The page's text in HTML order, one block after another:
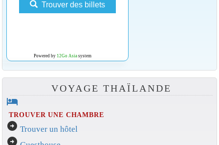
Trouver des billets
Powered by 12Go Asiasystem
VOYAGE THAÏLANDE
hotel
TROUVER UNE CHAMBRE
arrow_circle_right Trouver un hôtel
arrow_circle_right